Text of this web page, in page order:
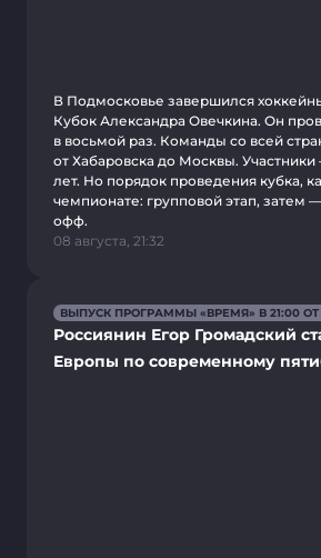
В Подмосковье завершился
Кубок Александра Овечкина. Он
в восьмой раз. Команды со всей
от Хабаровска до Москвы. Участники
лет. Но порядок проведения кубка,
чемпионате: групповой этап, затем
офф.
08 августа, 21:32
ВЫПУСК ПРОГРАММЫ «ВРЕМЯ» В 21:00 ОТ
Россиянин Егор Громадский
Европы по современному